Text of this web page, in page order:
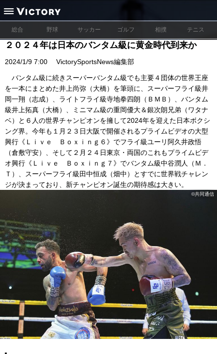
総合 野球 サッカー ゴルフ 相撲 テニス
２０２４年は日本のバンタム級に黄金時代到来か
2024/1/9 7:00 VictorySportsNews編集部
バンタム級に続きスーパーバンタム級でも主要４団体の世界王座
を一本にまとめた井上尚弥（大橋）を筆頭に、スーパーフライ級井
岡一翔（志成）、ライトフライ級寺地拳四朗（ＢＭＢ）、バンタム
級井上拓真（大橋）、ミニマム級の重岡優大＆銀次朗兄弟（ワタナ
ベ）と６人の世界チャンピオンを擁して2024年を迎えた日本ボクシ
ング界。今年も１月２３日大阪で開催されるプライムビデオの大型
興行《Ｌｉｖｅ Ｂｏｘｉｎｇ６》でフライ級ユーリ阿久井政悟
（倉敷守安）、そして２月２４日東京・両国のこれもプライムビデ
オ興行《Ｌｉｖｅ Ｂｏｘｉｎｇ７》でバンタム級中谷潤人（Ｍ．
Ｔ）、スーパーフライ級田中恒成（畑中）とすでに世界戦チャレン
ジが決まっており、新チャンピオン誕生の期待感は大きい。
©共同通信